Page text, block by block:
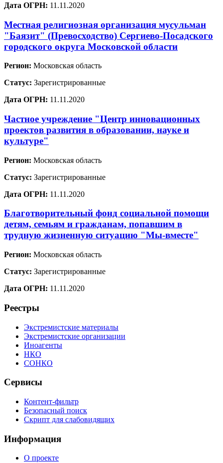
Дата ОГРН: 11.11.2020
Местная религиозная организация мусульман
"Баязит" (Превосходство) Сергиево-Посадского
городского округа Московской области
Регион: Московская область
Статус: Зарегистрированные
Дата ОГРН: 11.11.2020
Частное учреждение "Центр инновационных
проектов развития в образовании, науке и
культуре"
Регион: Московская область
Статус: Зарегистрированные
Дата ОГРН: 11.11.2020
Благотворительный фонд социальной помощи
детям, семьям и гражданам, попавшим в
трудную жизненную ситуацию "Мы-вместе"
Регион: Московская область
Статус: Зарегистрированные
Дата ОГРН: 11.11.2020
Реестры
Экстремистские материалы
Экстремистские организации
Иноагенты
НКО
СОНКО
Сервисы
Контент-фильтр
Безопасный поиск
Скрипт для слабовидящих
Информация
О проекте